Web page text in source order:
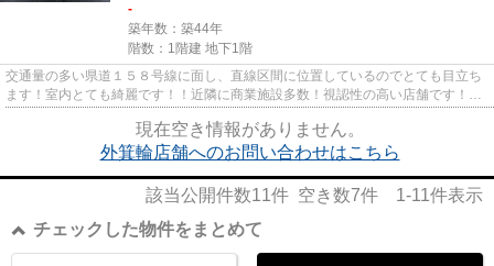
-
築年数：築44年
階数：1階建 地下1階
交通量の多い県道１５８号線に面し、直線区間に位置しているのでとても目立ち
ます！室内とても綺麗です！！近隣に商業施設多数！視認性の高い店舗です！店
現在空き情報がありません。
外箕輪店舗へのお問い合わせはこちら
該当公開件数11件 空き数7件 1-11件表示
チェックした物件をまとめて